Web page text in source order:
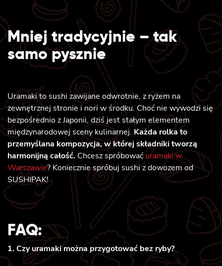
Mniej tradycyjnie – tak
samo pysznie
Uramaki to sushi zawijane odwrotnie, z ryżem na
zewnętrznej stronie i nori w środku. Choć nie wywodzi się
bezpośrednio z Japonii, dziś jest stałym elementem
międzynarodowej sceny kulinarnej. Każda rolka to
przemyślana kompozycja, w której składniki tworzą
harmonijną całość. Chcesz spróbowaćuramaki w
Warszawie? Koniecznie spróbuj sushi z dowozem od
SUSHIPAK!
FAQ:
1. Czy uramaki można przygotować bez ryby?